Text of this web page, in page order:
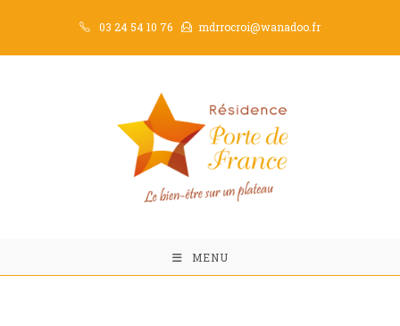
03 24 54 10 76 mdrrocroi@wanadoo.fr
MENU